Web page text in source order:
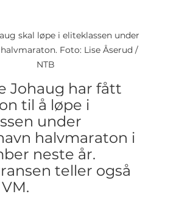
skal løpe i eliteklassen under
Foto: Lise Åserud /
NTB
Johaug har fått
til å løpe i
under
halvmaraton i
neste år.
teller også